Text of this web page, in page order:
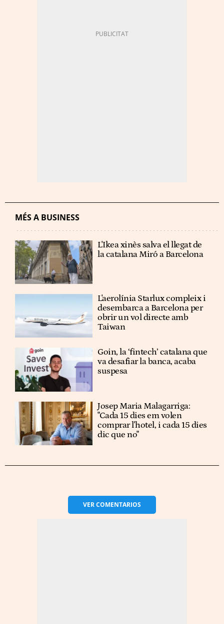
MÉS A BUSINESS
L'Ikea xinès salva el llegat de
la catalana Miró a Barcelona
L'aerolínia Starlux compleix i
desembarca a Barcelona per
obrir un vol directe amb
Taiwan
Goin, la ‘fintech’ catalana que
va desafiar la banca, acaba
suspesa
Josep Maria Malagarriga:
"Cada 15 dies em volen
comprar l'hotel, i cada 15 dies
dic que no"
VERCOMENTARIOS